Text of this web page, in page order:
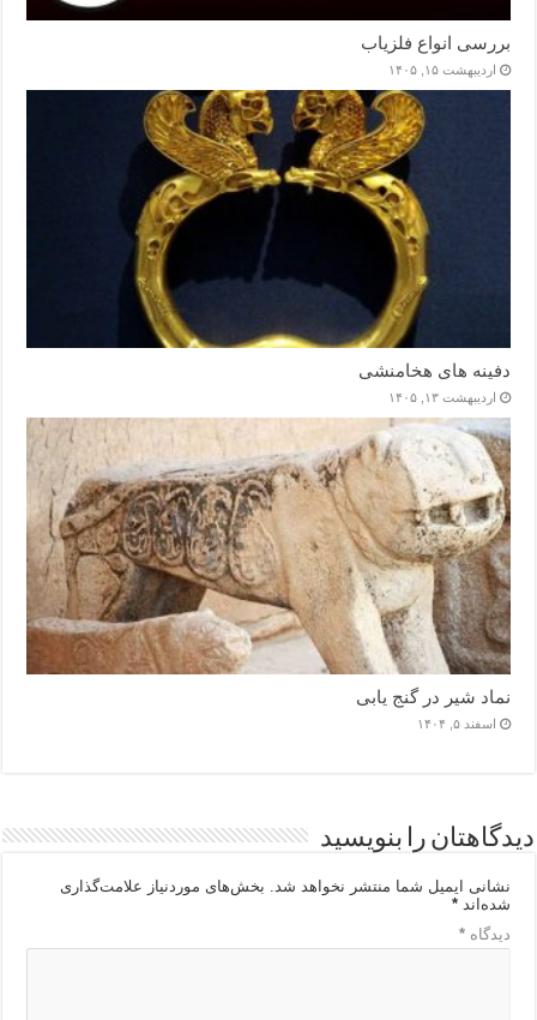
بررسی انواع فلزیاب
اردیبهشت ۱۵, ۱۴۰۵
دفینه های هخامنشی
اردیبهشت ۱۳, ۱۴۰۵
نماد شیر در گنج یابی
اسفند ۵, ۱۴۰۴
دیدگاهتان را بنویسید
نشانی ایمیل شما منتشر نخواهد شد. بخش‌های موردنیاز علامت‌گذاری
شده‌اند*
دیدگاه*